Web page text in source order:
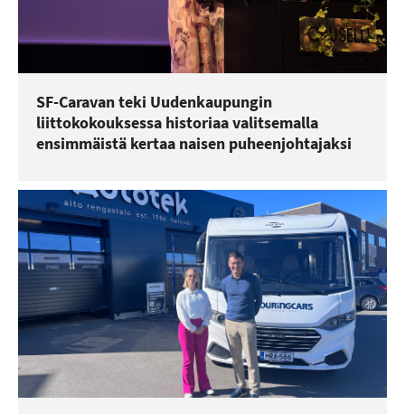
SF-Caravan teki Uudenkaupungin
liittokokouksessa historiaa valitsemalla
ensimmäistä kertaa naisen puheenjohtajaksi